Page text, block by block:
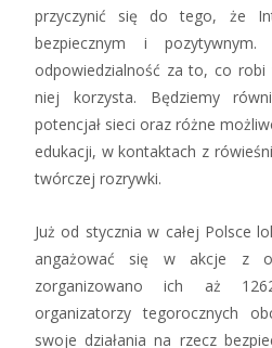
przyczynić się do tego, że
bezpiecznym i
odpowiedzialność za to, co
niej korzysta. Będziemy
potencjał sieci oraz różne
edukacji, w kontaktach z
twórczej rozrywki.
Już od stycznia w całej Polsce
angażować się w akcje z
zorganizowano ich aż
organizatorzy tegorocznych
swoje działania na rzecz